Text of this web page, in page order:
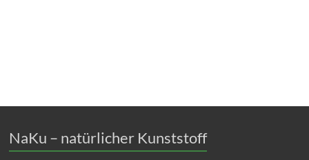
NaKu – natürlicher Kunststoff